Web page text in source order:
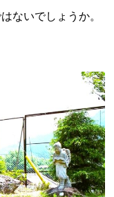
山口県
ないでしょうか。